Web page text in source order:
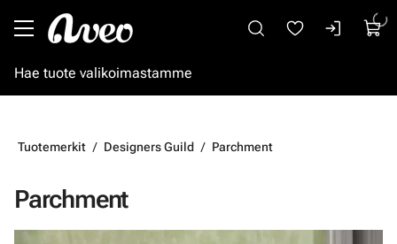
Tuotemerkit Designers Guild Parchment
Parchment